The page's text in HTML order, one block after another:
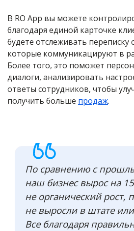
В RO App вы можете
благодаря единой карточке
будете отслеживать переписку
которые коммуникацируют в
Более того, это поможет
диалоги, анализировать
ответы сотрудников, чтобы
получить больше продаж.
По сравнению с
наш бизнес вырос на
не органический рост,
не выросли в штате
Все благодаря